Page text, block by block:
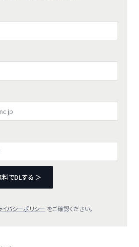
でDLする ＞
イバシーポリシー をご確認ください。